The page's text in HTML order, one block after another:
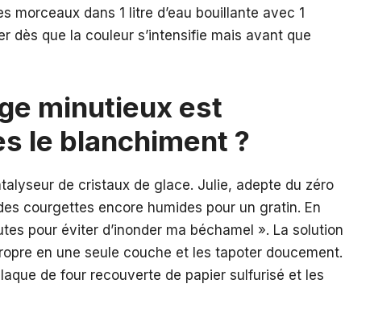
morceaux dans 1 litre d’eau bouillante avec 1
dès que la couleur s’intensifie mais avant que
minutieux est
le blanchiment ?
de cristaux de glace. Julie, adepte du zéro
courgettes encore humides pour un gratin. En
pour éviter d’inonder ma béchamel ». La solution
en une seule couche et les tapoter doucement.
de four recouverte de papier sulfurisé et les